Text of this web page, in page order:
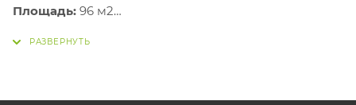
Площадь: 96 м2